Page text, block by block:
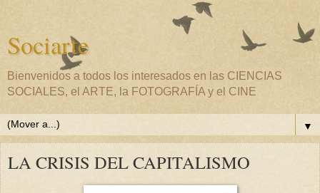
Sociarte
Bienvenidos a todos los interesados en las CIENCIAS
SOCIALES, el ARTE, la FOTOGRAFÍA y el CINE
▼
LA CRISIS DEL CAPITALISMO